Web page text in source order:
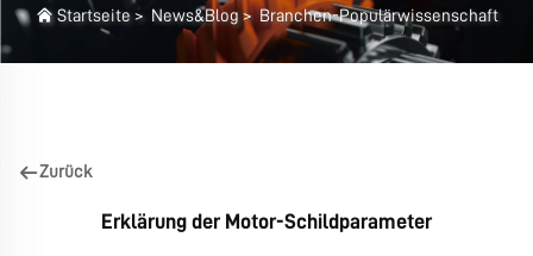
Startseite > News&Blog >Branchen-Populärwissenschaft
Zurück
Erklärung der Motor-Schildparameter